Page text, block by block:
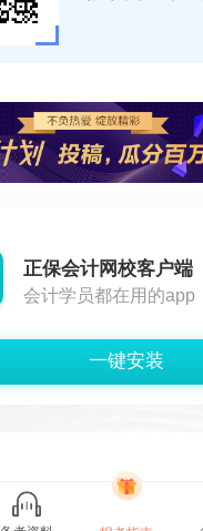
正保会计网校客户端
会计学员都在用的app
一键安装